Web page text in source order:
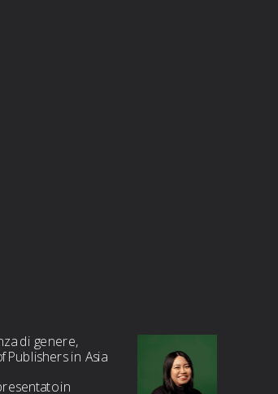
di genere,
Publishers in Asia
in